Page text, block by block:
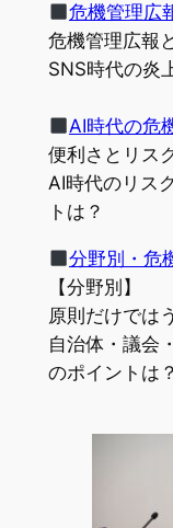
危機管理広
危機管理広報
SNS時代の炎
AI時代の危
便利さとリス
AI時代のリス
トは？
分野別・危
【分野別】
原則だけでは
自治体・議会
のポイントは？